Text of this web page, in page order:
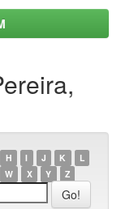
H I J K
L
W X Y Z